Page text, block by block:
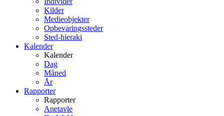
Kilder
Medieobjekter
Opbevaringssteder
Sted-hieraki
Kalender
Kalender
Dag
Måned
År
Rapporter
Rapporter
Anetavle